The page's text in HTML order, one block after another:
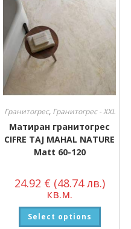
Гранитогрес, Гранитогрес - XXL
Матиран гранитогрес
CIFRE TAJ MAHAL NATURE
Matt 60-120
24.92 € (48.74 лв.)
кв.м.
Select options